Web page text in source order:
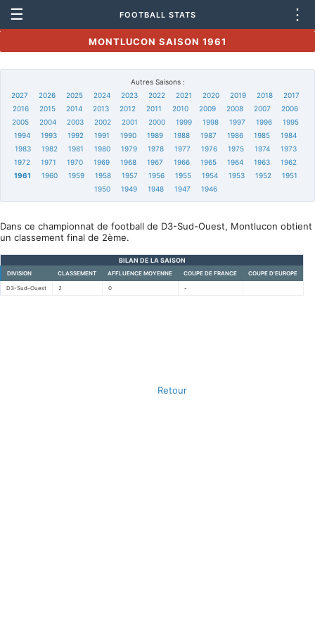
☰ FOOTBALL STATS ⋮
MONTLUCON SAISON 1961
Autres Saisons :
2027
2026 2025 2024 2023 2022 2021 2020 2019 2018
2017
2016
2015 2014 2013 2012 2011 2010 2009 2008 2007
2006
2005
2004 2003 2002 2001 2000 1999 1998 1997 1996
1995
1994
1993 1992 1991 1990 1989 1988 1987 1986 1985
1984
1983
1982 1981 1980 1979 1978 1977 1976 1975 1974
1973
1972
1971 1970 1969 1968 1967 1966 1965 1964 1963
1962
1961
1960 1959 1958 1957 1956 1955 1954 1953 1952
1951
1950
1949 1948 1947 1946
Dans ce championnat de football de D3-Sud-Ouest, Montlucon obtient
un classement final de 2ème.
BILAN DE LA SAISON
DIVISION CLASSEMENT AFFLUENCE MOYENNE COUPE DE FRANCE COUPE D'EUROPE
D3-Sud-Ouest 2 0 -
Retour